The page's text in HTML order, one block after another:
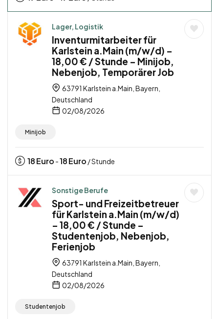
Lager, Logistik
Inventurmitarbeiter für
Karlstein a.Main (m/w/d) –
18,00 € / Stunde – Minijob,
Nebenjob, Temporärer Job
63791 Karlstein a.Main, Bayern,
Deutschland
02/08/2026
Minijob
18Euro -18Euro / Stunde
Sonstige Berufe
Sport- und Freizeitbetreuer
für Karlstein a.Main (m/w/d)
– 18,00 € / Stunde –
Studentenjob, Nebenjob,
Ferienjob
63791 Karlstein a.Main, Bayern,
Deutschland
02/08/2026
Studentenjob